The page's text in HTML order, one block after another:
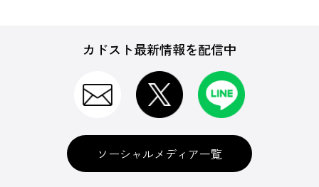
カドスト最新情報を配信中
ソーシャルメディア一覧